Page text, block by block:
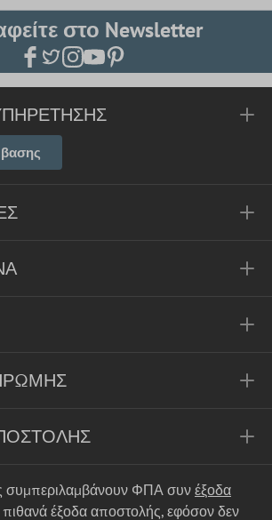
στο Newsletter
συμπεριλαμβάνουν ΦΠΑ συν έξοδα
πιθανά έξοδα αποστολής, εφόσον δεν